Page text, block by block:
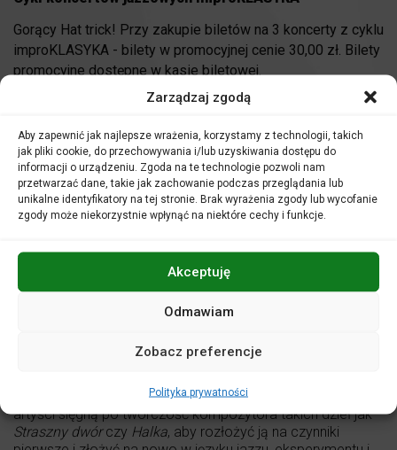
Zarządzaj zgodą
Aby zapewnić jak najlepsze wrażenia, korzystamy z technologii, takich
jak pliki cookie, do przechowywania i/lub uzyskiwania dostępu do
informacji o urządzeniu. Zgoda na te technologie pozwoli nam
przetwarzać dane, takie jak zachowanie podczas przeglądania lub
unikalne identyfikatory na tej stronie. Brak wyrażenia zgody lub wycofanie
zgody może niekorzystnie wpłynąć na niektóre cechy i funkcje.
Akceptuję
Odmawiam
Zobacz preferencje
Polityka prywatności
Gorący Hat trick! Przy zakupie biletów na 3 koncerty z cyklu
improKLASYKA - bilety w promocyjnej cenie 30,00 zł. Bilety
promocyjne dostępne w kasie biletowej.
Klub muzyczny
KUP BILET
50 zł
Kajetan Galas
Grzegorz Pałka– jazzowy zestaw perkusyjny
Zespół wybitnych improwizatorów udowodni, że klasyka
polskiej muzyki romantycznej może stać się punktem
ramach koncertu De(KON)strukcje jazzowe – Moniuszko,
artyści sięgną po twórczość kompozytora takich dzieł jak
Straszny dwórczy Halka, aby rozłożyć ją na czynniki